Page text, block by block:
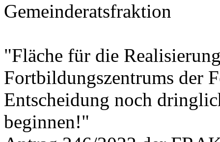
Gemeinderatsfraktion
"Fläche für die
Fortbildungszentrums der
Entscheidung noch
beginnen!"